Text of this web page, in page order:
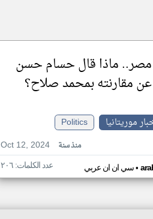
مصر.. ماذا قال حسام حسن
عن مقارنته بمحمد صلاح؟
موريتانيا
Politics
Oct 12, 2024
منذ سنة
سي ان ان عربي• عدد الكلمات: ٢٠٦